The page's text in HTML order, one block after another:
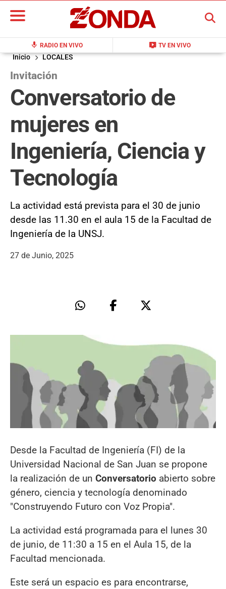
mic RADIO EN VIVO live_tv TV EN VIVO
BUSCAR
Inicio LOCALES
Invitación
Conversatorio de
mujeres en
Ingeniería, Ciencia y
Tecnología
La actividad está prevista para el 30 de junio
desde las 11.30 en el aula 15 de la Facultad de
Ingeniería de la UNSJ.
27 de Junio, 2025
Desde la Facultad de Ingeniería (FI) de la
Universidad Nacional de San Juan se propone
la realización de un Conversatorio abierto sobre
género, ciencia y tecnología denominado
"Construyendo Futuro con Voz Propia".
La actividad está programada para el lunes 30
de junio, de 11:30 a 15 en el Aula 15, de la
Facultad mencionada.
Este será un espacio es para encontrarse,